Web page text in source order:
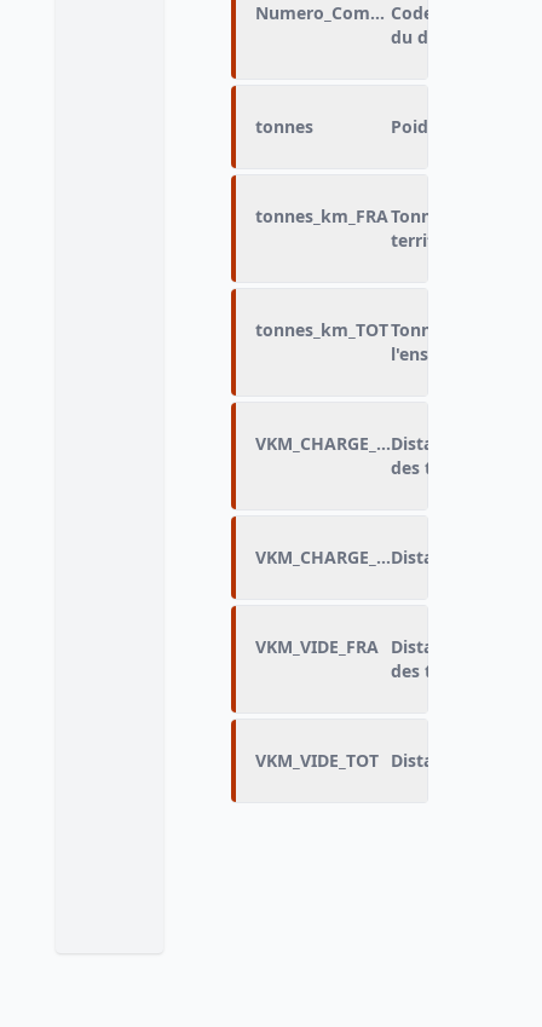
Numero_Com_OrigineCode indiquant
du départ du
tonnes Poids de la
tonnes_km_FRATonnes-
territoire français
tonnes_km_TOTTonnes-
l'ensemble du
VKM_CHARGE_FRADistance
des trajets en
VKM_CHARGE_TOTDistance des
VKM_VIDE_FRA Distance
des trajets à vide
VKM_VIDE_TOT Distance des